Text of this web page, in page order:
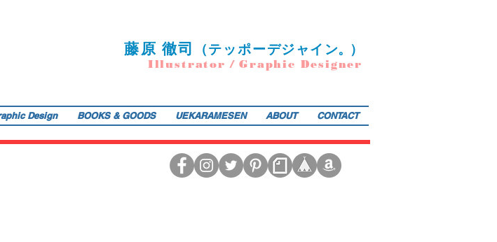
藤原 徹司 （テ ッポーデジャイ ン。）
Illustrator / Graphic Designer
Design BOOKS & GOODS UEKARAMESEN ABOUT CONTACT